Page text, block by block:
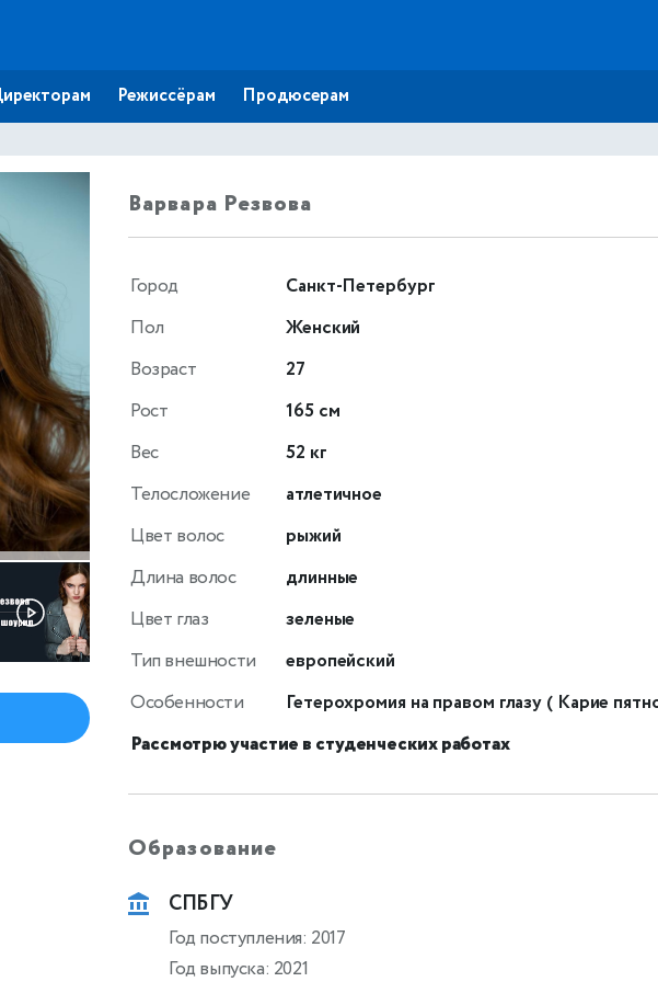
Режиссёрам Продюсерам
Варвара Резвова
Город
Санкт-Петербург
Пол
Женский
Возраст
27
Рост
165 см
Вес
52 кг
Телосложение
атлетичное
Цвет волос
рыжий
Длина волос
длинные
Цвет глаз
зеленые
Тип внешности
европейский
Особенности
Гетерохромия на правом глазу ( Карие
Рассмотрю участие в студенческих работах
Образование
СПБГУ
Год поступления: 2017
Год выпуска: 2021